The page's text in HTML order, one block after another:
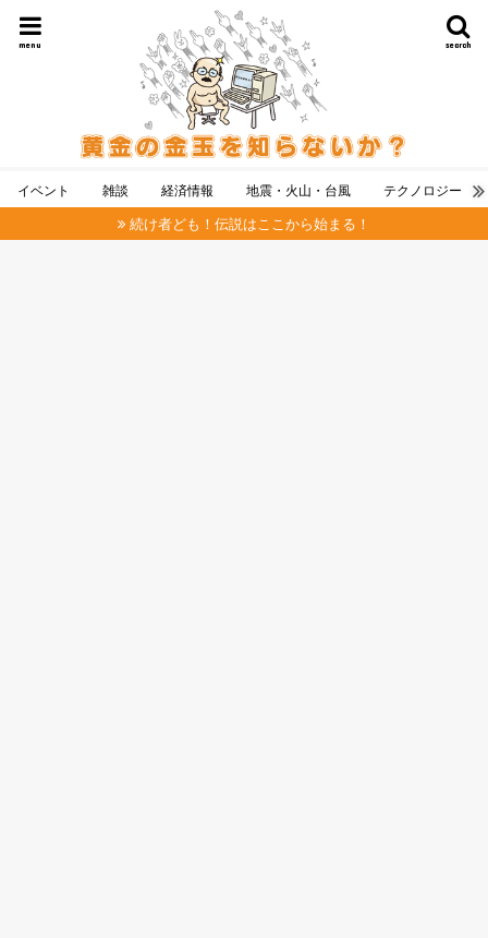
search
menu
イベント 雑談 経済情報 地震・火山・台風 テクノロジー
続け者ども！伝説はここから始まる！